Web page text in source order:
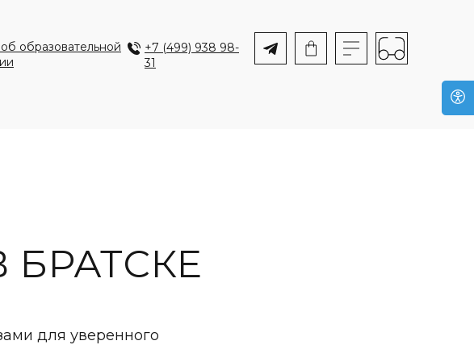
образовательной
+7 (499) 938 98-
31
для уверенного
БРАТСКЕ